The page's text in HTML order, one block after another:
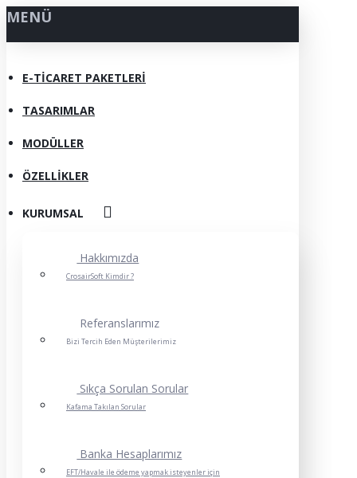
MENÜ
E-TICARET PAKETLERI
TASARIMLAR
MODÜLLER
ÖZELLIKLER
KURUMSAL
Hakkımızda
CrosairSoft Kimdir ?
Referanslarımız
Bizi Tercih Eden Müşterilerimiz
Sıkça Sorulan Sorular
Kafama Takılan Sorular
Banka Hesaplarımız
EFT/Havale ile ödeme yapmak isteyenler için